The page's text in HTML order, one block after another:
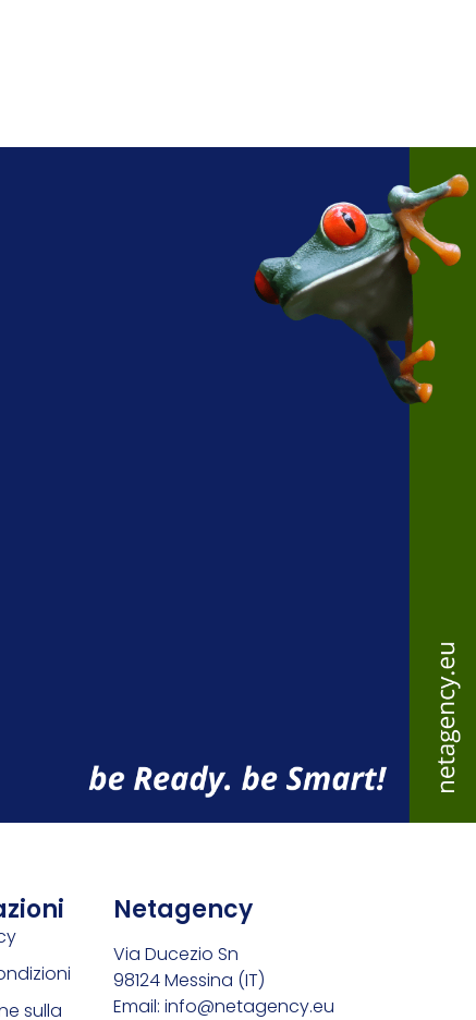
sulla
Netagency
Via Ducezio Sn
98124 Messina (IT)
Email: info@netagency.eu